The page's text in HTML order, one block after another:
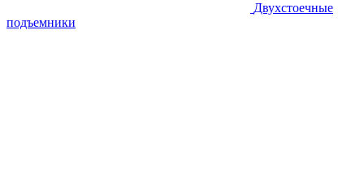
Двухстоечные
подъемники